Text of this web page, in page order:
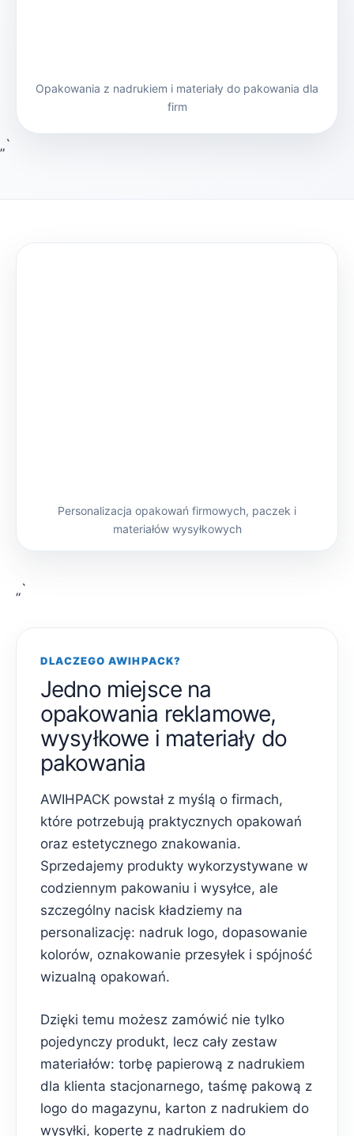
Opakowania z nadrukiem i materiały do pakowania dla
firm
„`
Personalizacja opakowań firmowych, paczek i
materiałów wysyłkowych
„`
DLACZEGO AWIHPACK?
Jedno miejsce na
opakowania reklamowe,
wysyłkowe i materiały do
pakowania
AWIHPACK powstał z myślą o firmach,
które potrzebują praktycznych opakowań
oraz estetycznego znakowania.
Sprzedajemy produkty wykorzystywane w
codziennym pakowaniu i wysyłce, ale
szczególny nacisk kładziemy na
personalizację: nadruk logo, dopasowanie
kolorów, oznakowanie przesyłek i spójność
wizualną opakowań.
Dzięki temu możesz zamówić nie tylko
pojedynczy produkt, lecz cały zestaw
materiałów: torbę papierową z nadrukiem
dla klienta stacjonarnego, taśmę pakową z
logo do magazynu, karton z nadrukiem do
wysyłki, kopertę z nadrukiem do